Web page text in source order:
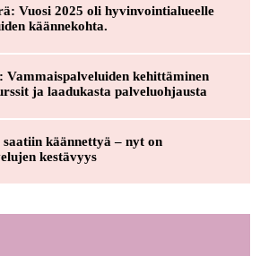
Vuosi 2025 oli hyvinvointialueelle
käännekohta.
kehittäminen
ja laadukasta palveluohjausta
käännettyä – nyt on
kestävyys